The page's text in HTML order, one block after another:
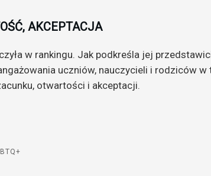
AKCEPTACJA
w rankingu. Jak podkreśla jej
uczniów, nauczycieli i rodziców w
otwartości i akceptacji.